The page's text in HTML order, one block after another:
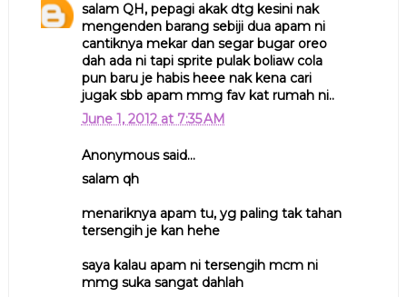
salam QH, pepagi akak dtg kesini nak
mengenden barang sebiji dua apam ni
cantiknya mekar dan segar bugar oreo
dah ada ni tapi sprite pulak boliaw cola
pun baru je habis heee nak kena cari
jugak sbb apam mmg fav kat rumah ni..
June 1, 2012 at 7:35 AM
Anonymous said...
salam qh
menariknya apam tu, yg paling tak tahan
tersengih je kan hehe
saya kalau apam ni tersengih mcm ni
mmg suka sangat dahlah